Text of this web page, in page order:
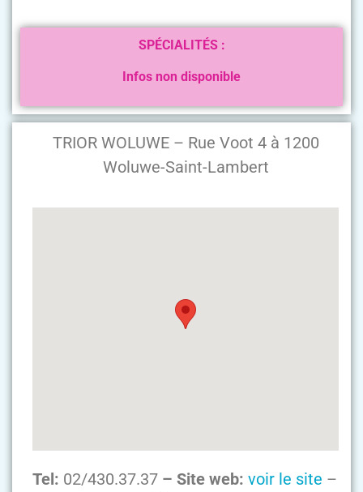
TRIOR WOLUWE – Rue Voot 4 à 1200
Woluwe-Saint-Lambert
Tel: 02/430.37.37 – Site web: voir le site –
SPÉCIALITÉS :
Infos non disponible